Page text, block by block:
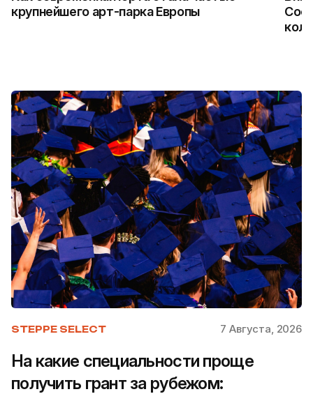
крупнейшего арт-парка Европы
STEPPE SELECT 7 Августа, 2026
На какие специальности проще
получить грант за рубежом: